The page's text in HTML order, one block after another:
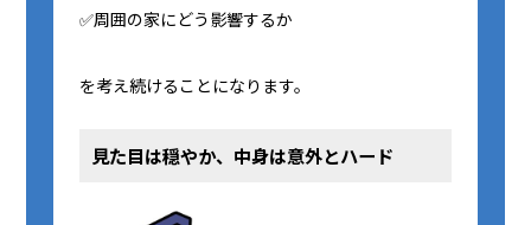
✅周囲の家にどう影響するか
を考え続けることになります。
見た目は穏やか、中身は意外とハード